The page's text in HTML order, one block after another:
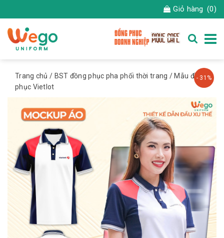
Giỏ hàng (0)
Trang chủ / BST đồng phục pha phối thời trang / Mẫu đồng
phục Vietlot
- 31%